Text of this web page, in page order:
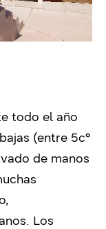
todo el año
(entre 5c°
de manos
Los